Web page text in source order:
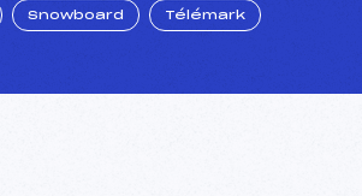
Snowboard Télémark